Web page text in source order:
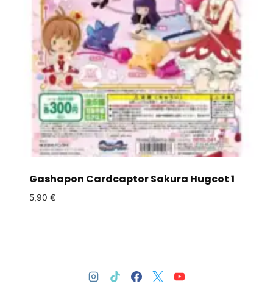
Gashapon Cardcaptor Sakura Hugcot 1
5,90 €